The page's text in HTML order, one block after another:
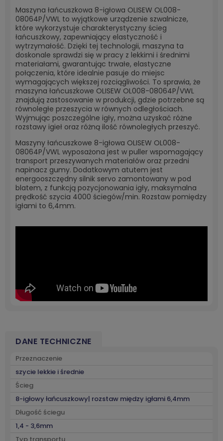
Maszyna łańcuszkowa 8-igłowa OLISEW OL008-
08064P/VWL to wyjątkowe urządzenie szwalnicze,
które wykorzystuje charakterystyczny ścieg
łańcuszkowy, zapewniający elastyczność i
wytrzymałość. Dzięki tej technologii, maszyna ta
doskonale sprawdzi się w pracy z lekkimi i średnimi
materiałami, gwarantując trwałe, elastyczne
połączenia, które idealnie pasuje do miejsc
wymagających większej rozciągliwości. To sprawia, że
maszyna łańcuszkowe OLISEW OL008-08064P/VWL
znajdują zastosowanie w produkcji, gdzie potrzebne są
równoległe przeszycia w równych odległościach.
Wyjmując poszczególne igły, można uzyskać różne
rozstawy igieł oraz różną ilość równoległych przeszyć.
Maszyny łańcuszkowe 8-igłowa OLISEW OL008-
08064P/VWL wyposażona jest w puller wspomagający
transport przeszywanych materiałów oraz przedni
napinacz gumy. Dodatkowym atutem jest
energooszczędny silnik servo zamontowany w pod
blatem, z funkcją pozycjonowania igły, maksymalna
prędkość szycia 4000 ściegów/min. Rozstaw pomiędzy
igłami to 6,4mm.
DANE TECHNICZNE
Przeznaczenie
szycie lekkie i średnie
Ścieg
8-igłowy łańcuszkowy| rozstaw między igłami 6,4mm
Długość ściegu
1,4 - 3,6mm